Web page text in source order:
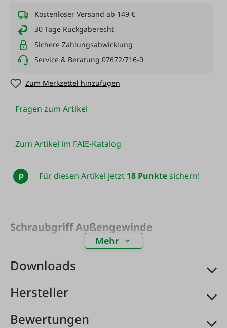
Kostenloser Versand ab 149 €
30 Tage Rückgaberecht
Sichere Zahlungsabwicklung
Service & Beratung 07672/716-0
Zum Merkzettel hinzufügen
Fragen zum Artikel
Zum Artikel im FAIE-Katalog
P Für diesen Artikel jetzt 18 Punktesichern!
Schraubgriff Außengewinde
Mehr
Downloads
Hersteller
Bewertungen